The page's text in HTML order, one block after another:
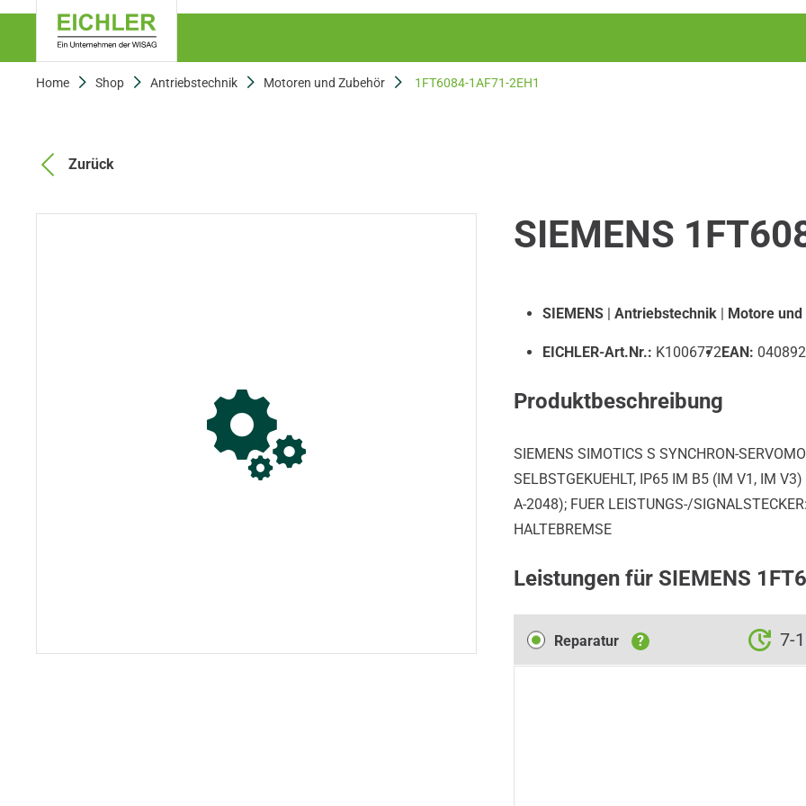
Home Shop Antriebstechnik Motoren und Zubehör 1FT6084-1AF71-2EH1
Zurück
SIEMENS
SIEMENS | Antriebstechnik | Motore
EICHLER-Art.Nr.: K1006772EAN:
Produktbeschreibung
SIEMENS SIMOTICS S SYNCHRON-
SELBSTGEKUEHLT, IP65 IM B5 (IM V1, IM
A-2048); FUER LEISTUNGS-/
HALTEBREMSE
Leistungen für SIEMENS
Reparatur
Reparatur ? 7-